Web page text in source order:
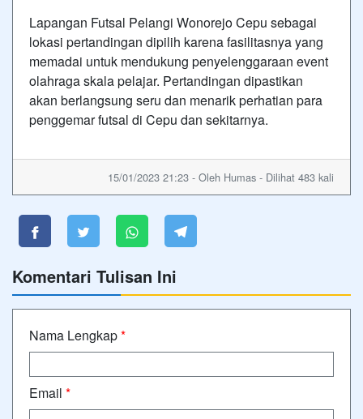
Lapangan Futsal Pelangi Wonorejo Cepu sebagai
lokasi pertandingan dipilih karena fasilitasnya yang
memadai untuk mendukung penyelenggaraan event
olahraga skala pelajar. Pertandingan dipastikan
akan berlangsung seru dan menarik perhatian para
penggemar futsal di Cepu dan sekitarnya.
15/01/2023 21:23 - Oleh Humas - Dilihat 483 kali
Komentari Tulisan Ini
Nama Lengkap*
Email *